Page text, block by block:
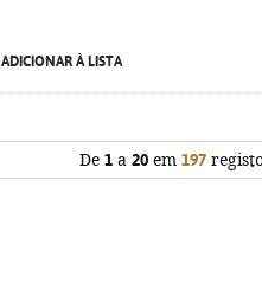
ADICIONAR À LISTA
De 1 a 20 em 197